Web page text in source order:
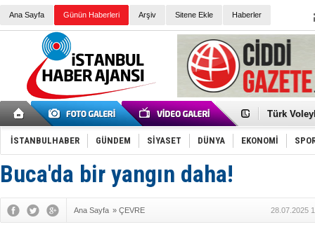
Ana Sayfa Günün Haberleri Arşiv Sitene Ekle Haberler
Elena
Türk
Töreninde
İkinci El
Guguk
Sneaker
Ankara
İSTANBULHABER GÜNDEM SİYASET DÜNYA EKONOMİ
Buca'da bir yangın daha!
Ana Sayfa » ÇEVRE 28.07.2025